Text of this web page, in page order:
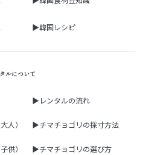
▶韓国レシピ
ルについて
▶レンタルの流れ
人） ▶チマチョゴリの採寸方法
供） ▶チマチョゴリの選び方